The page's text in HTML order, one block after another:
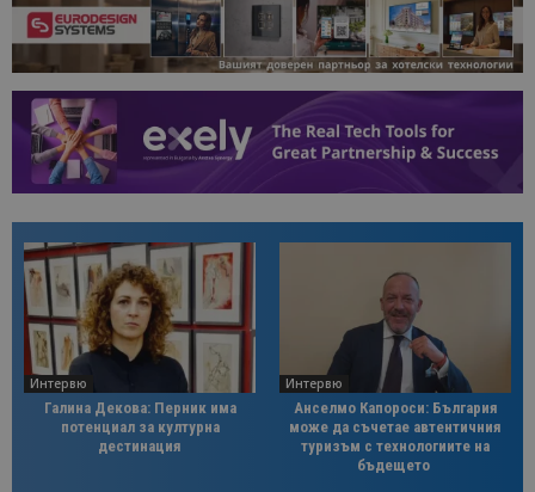
Интервю
Галина Декова: Перник има
потенциал за културна
дестинация
Интервю
Анселмо Капороси: България
може да съчетае автентичния
туризъм с технологиите на
бъдещето